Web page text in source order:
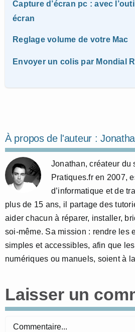
Capture d’écran pc : avec
écran
Reglage volume de votre Mac
Envoyer un colis par Mondial
À propos de l'auteur :
Jonathan, créateur du
Pratiques.fr en 2007,
d’informatique et de
plus de 15 ans, il partage des
aider chacun à réparer, installer,
soi-même. Sa mission : rendre les
simples et accessibles, afin que
numériques ou manuels, soient à
Laisser un
Commentaire